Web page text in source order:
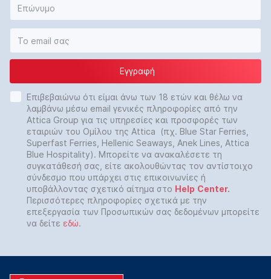
Εγγραφή
Επιβεβαιώνω ότι είμαι άνω των 18 ετών και θέλω να
λαμβάνω μέσω email γενικές πληροφορίες από την
Attica Group για τις υπηρεσίες και προσφορές των
εταιριών του Ομίλου της Attica (πχ. Blue Star Ferries,
Superfast Ferries, Hellenic Seaways, Anek Lines, Attica
Blue Hospitality). Μπορείτε να ανακαλέσετε τη
συγκατάθεσή σας, είτε ακολουθώντας τον αντίστοιχο
σύνδεσμο που υπάρχει στις επικοινωνίες ή
υποβάλλοντας σχετικό αίτημα στο Help Center.
Περισσότερες πληροφορίες σχετικά με την
επεξεργασία των Προσωπικών σας δεδομένων μπορείτε
να δείτε εδώ.